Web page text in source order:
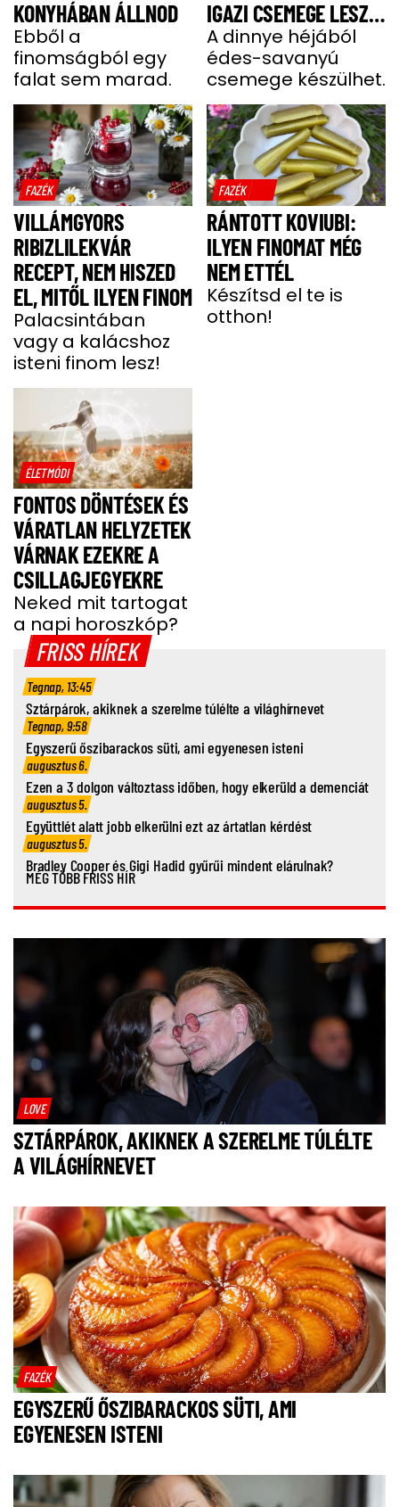
KONYHÁBAN ÁLLNOD
Ebből a
finomságból egy
falat sem marad.
IGAZI CSEMEGE LESZ
BELŐLE
A dinnye héjából
édes-savanyú
csemege készülhet.
FAZÉK
VILLÁMGYORS
RIBIZLILEKVÁR
RECEPT, NEM HISZED
EL, MITŐL ILYEN FINOM
Palacsintában
vagy a kalácshoz
isteni finom lesz!
FAZÉK
RÁNTOTT KOVIUBI:
ILYEN FINOMAT MÉG
NEM ETTÉL
Készítsd el te is
otthon!
ÉLETMÓDI
FONTOS DÖNTÉSEK ÉS
VÁRATLAN HELYZETEK
VÁRNAK EZEKRE A
CSILLAGJEGYEKRE
Neked mit tartogat
a napi horoszkóp?
FRISS HÍREK
Tegnap, 13:45
Sztárpárok, akiknek a szerelme túlélte a világhírnevet
Tegnap, 9:58
Egyszerű őszibarackos süti, ami egyenesen isteni
augusztus 6.
Ezen a 3 dolgon változtass időben, hogy elkerüld a demenciát
augusztus 5.
Együttlét alatt jobb elkerülni ezt az ártatlan kérdést
augusztus 5.
Bradley Cooper és Gigi Hadid gyűrűi mindent elárulnak?
MÉG TÖBB FRISS HÍR
LOVE
SZTÁRPÁROK, AKIKNEK A SZERELME TÚLÉLTE
A VILÁGHÍRNEVET
FAZÉK
EGYSZERŰ ŐSZIBARACKOS SÜTI, AMI
EGYENESEN ISTENI